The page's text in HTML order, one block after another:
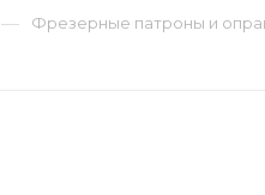
— Фрезерные патроны и